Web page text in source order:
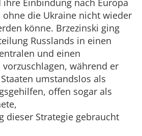
ohne die Ukraine nicht wieder
könne. Brzezinski ging
Russlands in einen
und einen
während er
umstandslos als
offen sogar als
dieser Strategie gebraucht